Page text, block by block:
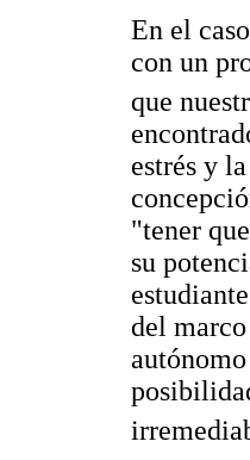
En el
con un
que
estrés y
"tener
su
del